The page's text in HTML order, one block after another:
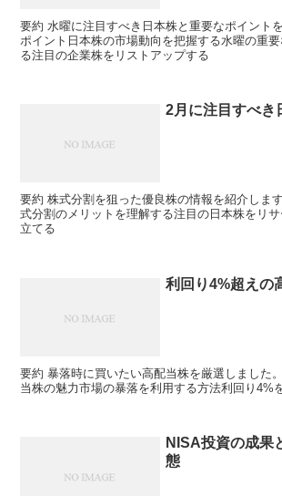
要約 水曜に注目すべき日本株と重要なポイント
ポイント日本株の市場動向を把握する水曜の重
る注目の企業株をリストアップする
2月に注目すべき
要約 株式分割を狙った優良株の情報を紹介しま
式分割のメリットを理解する注目の日本株をリ
立てる
利回り4%超えの
要約 暴落時に買いたい高配当株を厳選しました
当株の魅力市場の暴落を利用する方法利回り4%
NISA投資の成果
態